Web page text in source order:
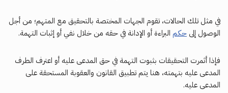
في مثل تلك الحالات، تقوم الجهات المختصة بالتحقيق مع المتهم؛ من أجل
الوصول إلى حكم البراءة أو الإدانة في حقه من خلال نفي أو إثبات التهمة.
فإذا أثمرت التحقيقات بثبوت التهمة في حق المدعى عليه أو اعترف الطرف
المدعى عليه بتهمته، هنا يتم تطبيق القانون والعقوبة المستحقة على
المدعى عليه.